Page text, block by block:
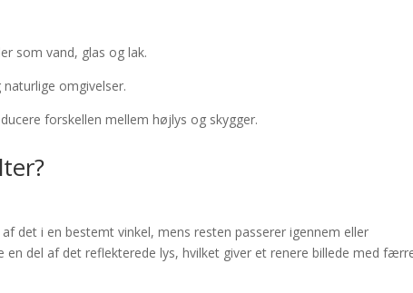
som vand, glas og lak.
omgivelser.
forskellen mellem højlys og skygger.
det i en bestemt vinkel, mens resten passerer igennem eller
en del af det reflekterede lys, hvilket giver et renere billede med